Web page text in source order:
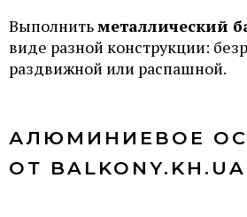
Выполнитьметаллический
виде разной конструкции:
раздвижной или распашной.
АЛЮМИНИЕВОЕ
ОТ BALKONY.KH.UA